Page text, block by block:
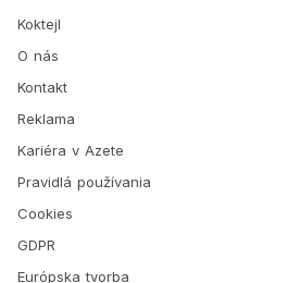
Koktejl
O nás
Kontakt
Reklama
Kariéra v Azete
Pravidlá používania
Cookies
GDPR
Európska tvorba